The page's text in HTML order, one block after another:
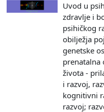
Uvod u
zdravlje i
psihičkog
obilježja
genetske
prenatalna
života -
i razvoj,
kognitivni
razvoj;